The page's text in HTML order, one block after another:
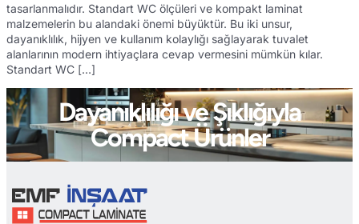
tasarlanmalıdır. Standart WC ölçüleri ve kompakt laminat
malzemelerin bu alandaki önemi büyüktür. Bu iki unsur,
dayanıklılık, hijyen ve kullanım kolaylığı sağlayarak tuvalet
alanlarının modern ihtiyaçlara cevap vermesini mümkün kılar.
Standart WC […]
Dayanıklılığı ve Şıklığıyla
Compact Ürünler